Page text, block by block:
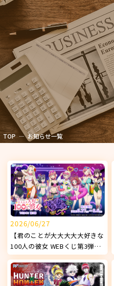
TOP お知らせ一覧
2026/06/27
【君のことが大大大大大好きな
100人の彼女 WEBくじ第3弾
『DokiDoki♡ナイトプール
1st.』】販売開始！